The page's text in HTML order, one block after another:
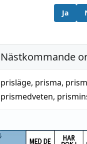
Ja
Nästkommande
prisläge, prisma,
prismedveten,